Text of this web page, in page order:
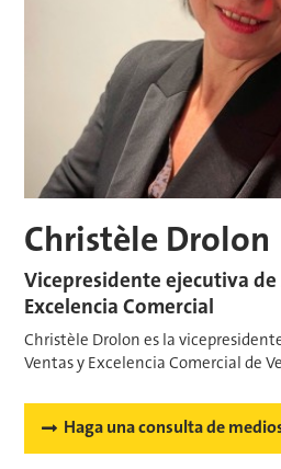
Christèle Drolon
Vicepresidente ejecutiva
Excelencia Comercial
Christèle Drolon es la
Ventas y Excelencia Comercial de
Haga una consulta de